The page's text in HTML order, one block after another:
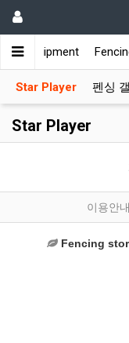
Equipment
Star Player 펜싱
Star Player
이용안내
Fencing